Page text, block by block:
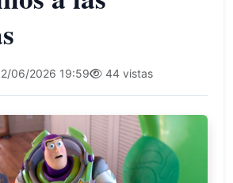
06/2026 19:59 44 vistas